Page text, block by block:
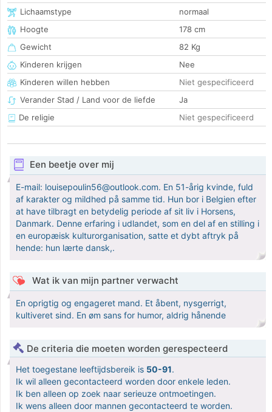
Lichaamstype
normaal
Hoogte
178 cm
Gewicht
82 Kg
Kinderen krijgen
Nee
Kinderen willen hebben
Niet gespecificeerd
Verander Stad / Land voor de liefde
Ja
De religie
Niet gespecificeerd
Een beetje over mij
E-mail: louisepoulin56@outlook.com. En 51-årig kvinde, fuld
af karakter og mildhed på samme tid. Hun bor i Belgien efter
at have tilbragt en betydelig periode af sit liv i Horsens,
Danmark. Denne erfaring i udlandet, som en del af en stilling i
en europæisk kulturorganisation, satte et dybt aftryk på
hende: hun lærte dansk,.
Wat ik van mijn partner verwacht
En oprigtig og engageret mand. Et åbent, nysgerrigt,
kultiveret sind. En øm sans for humor, aldrig hånende
De criteria die moeten worden gerespecteerd
Het toegestane leeftijdsbereik is 50-91.
Ik wil alleen gecontacteerd worden door enkele leden.
Ik ben alleen op zoek naar serieuze ontmoetingen.
Ik wens alleen door mannen gecontacteerd te worden.